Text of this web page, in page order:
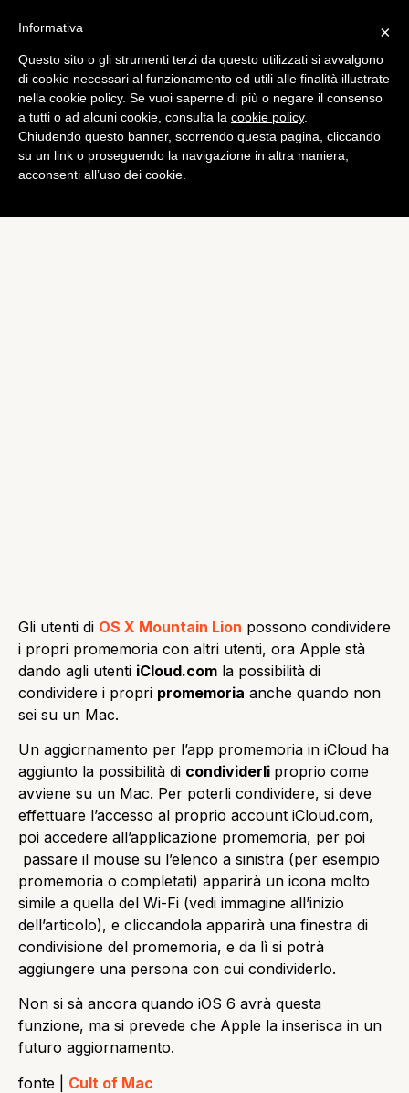
Tech
Apple aggiunge i
promemoria condivisi sulla
web app di iCloud
diAlessandro Moretti
Gli utenti di OS X Mountain Lion possono condividere
i propri promemoria con altri utenti, ora Apple stà
dando agli utenti iCloud.com la possibilità di
condividere i propri promemoria anche quando non
sei su un Mac.
Un aggiornamento per l’app promemoria in iCloud ha
aggiunto la possibilità di condividerli proprio come
avviene su un Mac. Per poterli condividere, si deve
effettuare l’accesso al proprio account iCloud.com,
poi accedere all’applicazione promemoria, per poi
passare il mouse su l’elenco a sinistra (per esempio
promemoria o completati) apparirà un icona molto
simile a quella del Wi-Fi (vedi immagine all’inizio
dell’articolo), e cliccandola apparirà una finestra di
condivisione del promemoria, e da lì si potrà
aggiungere una persona con cui condividerlo.
Non si sà ancora quando iOS 6 avrà questa
funzione, ma si prevede che Apple la inserisca in un
futuro aggiornamento.
fonte | Cult of Mac
×
Informativa
Questo sito o gli strumenti terzi da questo utilizzati si avvalgono
di cookie necessari al funzionamento ed utili alle finalità illustrate
nella cookie policy. Se vuoi saperne di più o negare il consenso
a tutti o ad alcuni cookie, consulta la cookie policy.
Chiudendo questo banner, scorrendo questa pagina, cliccando
su un link o proseguendo la navigazione in altra maniera,
acconsenti all’uso dei cookie.